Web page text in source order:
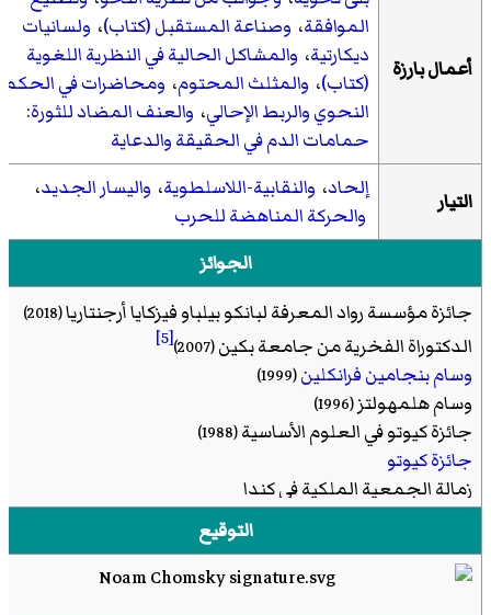
أعمال بارزة
الموافقة، وصناعة المستقبل (كتاب)، ولسانيات
ديكارتية، والمشاكل الحالية في النظرية اللغوية
(كتاب)، والمثلث المحتوم، ومحاضرات في الحكم
النحوي والربط الإحالي، والعنف المضاد للثورة:
حمامات الدم في الحقيقة والدعاية
التيار إلحاد، والنقابية-اللاسلطوية، واليسار الجديد،
والحركة المناهضة للحرب
الجوائز
جائزة مؤسسة رواد المعرفة لبانكو بيلباو فيزكايا أرجنتاريا(2018)
الدكتوراة الفخرية من جامعة بكين(2007)
[5]
وسام بنجامين فرانكلين(1999)
وسام هلمهولتز(1996)
جائزة كيوتو في العلوم الأساسية(1988)
جائزة كيوتو
زمالة الجمعية الملكية في كندا
الدكتوراه الفخرية من الجامعة الوطنية المستقلة في المكسيك
الدكتوراة الفخرية من جامعة بوينس آيرس
الدكتوراة الفخرية من جامعة أوبسالا
التوقيع